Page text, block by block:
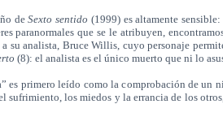
deSexto sentido (1999) es altamente
paranormales que se le atribuyen,
su analista, Bruce Willis, cuyo personaje
(8): el analista es el único muerto que ni lo
es primero leído como la comprobación de un
sufrimiento, los miedos y la errancia de los